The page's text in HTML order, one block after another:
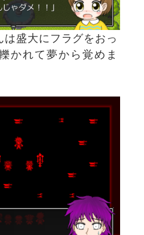
盛大にフラグをおっ
かれて夢から覚めま